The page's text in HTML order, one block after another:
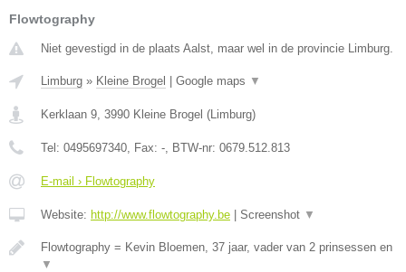
Flowtography
Niet gevestigd in de plaats Aalst, maar wel in de provincie Limburg.
Limburg » Kleine Brogel Google maps ▼
Kerklaan 9 3990 Kleine Brogel ( Limburg)
Tel: 0495697340 , Fax: - , BTW-nr: 0679.512.813
E-mail › Flowtography
Website: http://www.flowtography.be Screenshot ▼
Flowtography = Kevin Bloemen, 37 jaar, vader van 2 prinsessen en
▼